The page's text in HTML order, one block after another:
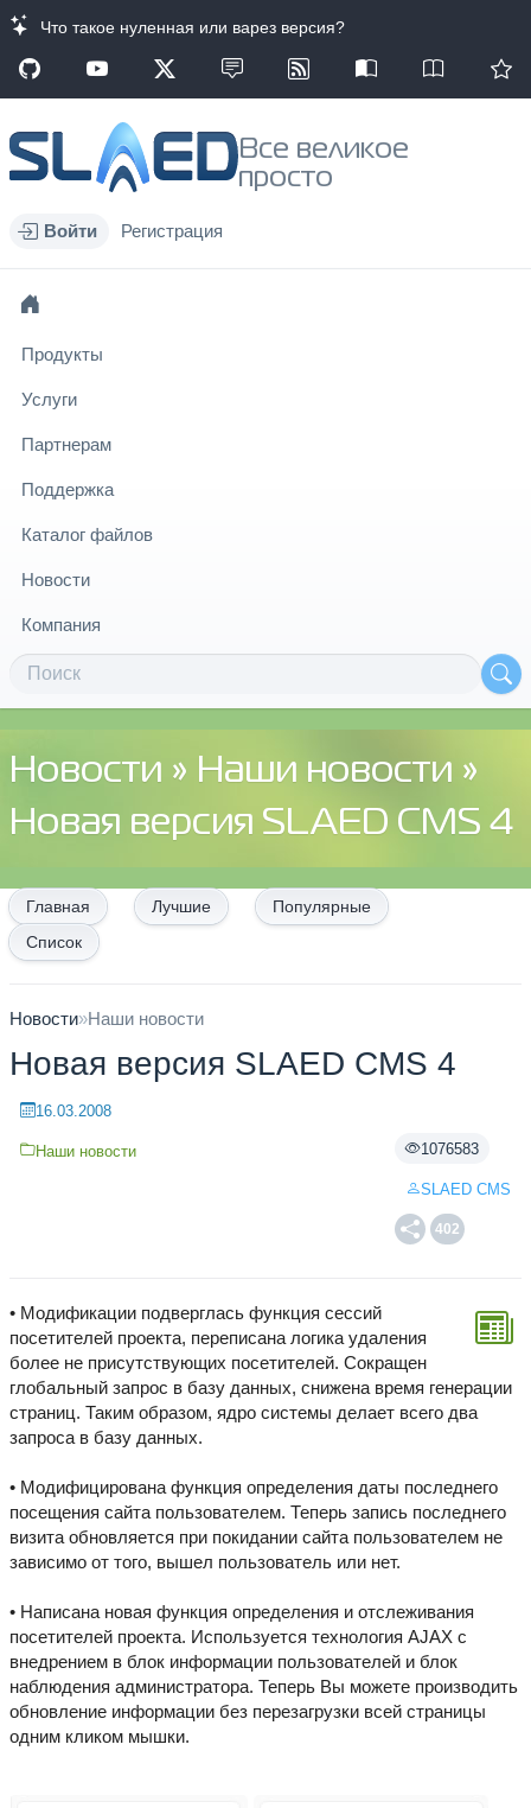
Что такое нуленная или варез версия?
Все великое
просто
Войти Регистрация
Продукты
Услуги
Партнерам
Поддержка
Каталог файлов
Новости
Компания
Новости » Наши новости »
Новая версия SLAED CMS 4
Главная Лучшие
Популярные
Список
Новости»Наши новости
Новая версия SLAED CMS 4
1076583
SLAED CMS
402
16.03.2008
Наши новости
• Модификации подверглась функция сессий
посетителей проекта, переписана логика удаления
более не присутствующих посетителей. Сокращен
глобальный запрос в базу данных, снижена время генерации
страниц. Таким образом, ядро системы делает всего два
запроса в базу данных.
• Модифицирована функция определения даты последнего
посещения сайта пользователем. Теперь запись последнего
визита обновляется при покидании сайта пользователем не
зависимо от того, вышел пользователь или нет.
• Написана новая функция определения и отслеживания
посетителей проекта. Используется технология AJAX с
внедрением в блок информации пользователей и блок
наблюдения администратора. Теперь Вы можете производить
обновление информации без перезагрузки всей страницы
одним кликом мышки.